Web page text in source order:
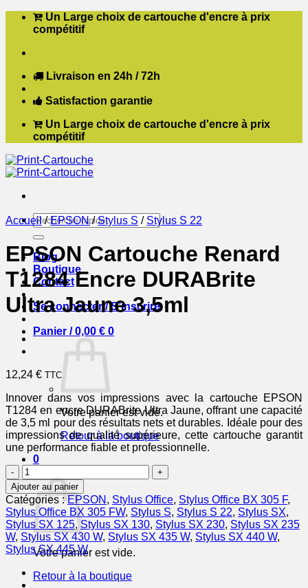
Passer Un Large choix de cartouche d'encre à prix
compétitif
Livraison en 24h / 72h
Satisfaction garantie
Un Large choix de cartouche d'encre à prix
compétitif
Recherche
pour :
Blog
Boutique
Contact
Se connecter / S’inscrire
Panier /0,00 € 0
Votre panier est vide.
Retour à la boutique
0
Votre panier est vide.
Retour à la boutique
Accueil / EPSON / Stylus S / Stylus S 22
EPSON Cartouche Renard
T1284 Encre DURABrite
Ultra Jaune 3,5ml
12,24 € TTC
Innover dans vos impressions avec la cartouche EPSON
T1284 en encre DURABrite Ultra Jaune, offrant une capacité
de 3,5 ml pour des résultats nets et durables. Idéale pour des
impressions de qualité supérieure, cette cartouche garantit
une performance fiable et professionnelle.
quantité
de
EPSON
Cartouche
Renard
T1284
Encre
DURABrite
Ultra
Jaune
Ajouter au panier
Catégories :EPSON , Stylus Office, Stylus Office BX 305 F,
Stylus Office BX 305 FW, Stylus S, Stylus S 22, Stylus SX,
Stylus SX 125, Stylus SX 130, Stylus SX 230, Stylus SX 235
W, Stylus SX 430 W, Stylus SX 435 W, Stylus SX 440 W,
Stylus SX 445 W